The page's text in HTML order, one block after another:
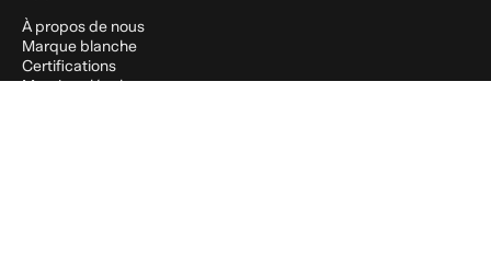
À propos de nous
Marque blanche
Certifications
Mentions légales